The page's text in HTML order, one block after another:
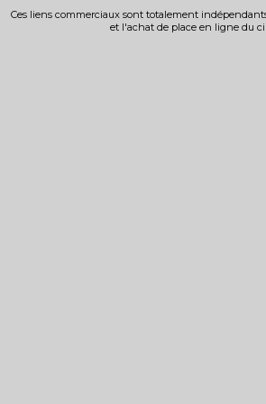
Ces liens commerciaux sont totalement
et l'achat de place en ligne du